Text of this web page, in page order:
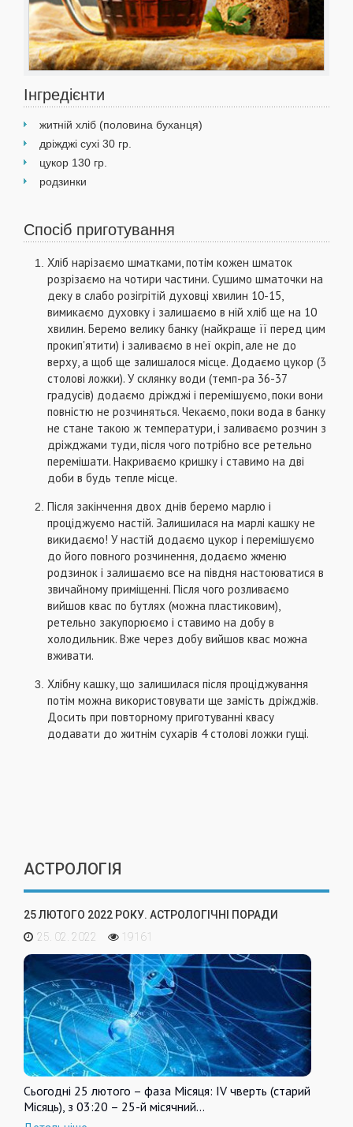
Інгредієнти
житній хліб (половина буханця)
дріжджі сухі 30 гр.
цукор 130 гр.
родзинки
Спосіб приготування
Хліб нарізаємо шматками, потім кожен шматок
розрізаємо на чотири частини. Сушимо шматочки на
деку в слабо розігрітій духовці хвилин 10-15,
вимикаємо духовку і залишаємо в ній хліб ще на 10
хвилин. Беремо велику банку (найкраще її перед цим
прокип'ятити) і заливаємо в неї окріп, але не до
верху, а щоб ще залишалося місце. Додаємо цукор (3
столові ложки). У склянку води (темп-ра 36-37
градусів) додаємо дріжджі і перемішуємо, поки вони
повністю не розчиняться. Чекаємо, поки вода в банку
не стане такою ж температури, і заливаємо розчин з
дріжджами туди, після чого потрібно все ретельно
перемішати. Накриваємо кришку і ставимо на дві
доби в будь тепле місце.
Після закінчення двох днів беремо марлю і
проціджуємо настій. Залишилася на марлі кашку не
викидаємо! У настій додаємо цукор і перемішуємо
до його повного розчинення, додаємо жменю
родзинок і залишаємо все на півдня настоюватися в
звичайному приміщенні. Після чого розливаємо
вийшов квас по бутлях (можна пластиковим),
ретельно закупорюємо і ставимо на добу в
холодильник. Вже через добу вийшов квас можна
вживати.
Хлібну кашку, що залишилася після проціджування
потім можна використовувати ще замість дріжджів.
Досить при повторному приготуванні квасу
додавати до житнім сухарів 4 столові ложки гущі.
АСТРОЛОГІЯ
25 ЛЮТОГО 2022 РОКУ. АСТРОЛОГІЧНІ ПОРАДИ
25. 02. 2022
19161
Сьогодні 25 лютого – фаза Місяця: IV чверть (старий
Місяць), з 03:20 – 25-й місячний…